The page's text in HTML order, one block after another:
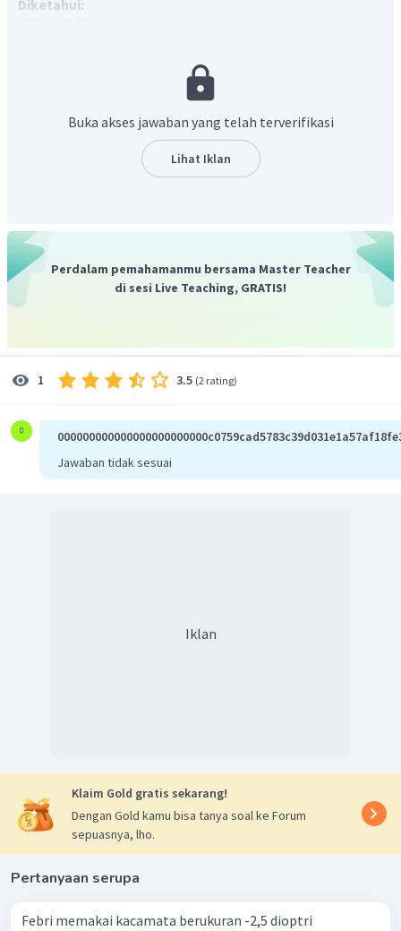
Diketahui:
Cacat mata miopi disebabkan karena lensa mata tak dapat
memipih, sehingga bayangan benda yang jauh jatuh
berikut.
200
100
Jadi, jawaban yang tepat adalah A.
Buka akses jawaban yang telah terverifikasi
Lihat Iklan
Perdalam pemahamanmu bersama Master Teacher
di sesi Live Teaching, GRATIS!
1 3.5 (2 rating)
0
Jawaban tidak sesuai
Iklan
Klaim Gold gratis sekarang!
Dengan Gold kamu bisa tanya soal ke Forum
sepuasnya, lho.
Pertanyaan serupa
Febri memakai kacamata berukuran -2,5 dioptri